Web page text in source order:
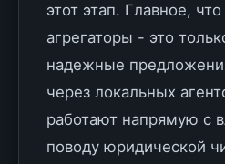
этот этап. Главное,
агрегаторы - это
надежные
через локальных
работают напрямую с
поводу юридической